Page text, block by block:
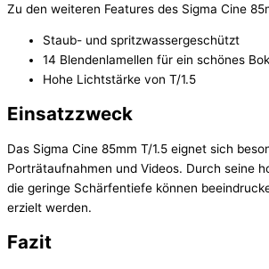
Zu den weiteren Features des Sigma Cine
Staub- und spritzwassergeschützt
14 Blendenlamellen für ein schönes
Hohe Lichtstärke von T/1.5
Einsatzzweck
Das Sigma Cine 85mm T/1.5 eignet sich
Porträtaufnahmen und Videos. Durch seine
die geringe Schärfentiefe können
erzielt werden.
Fazit